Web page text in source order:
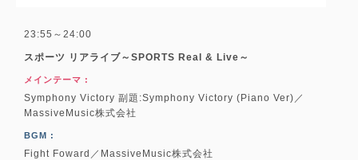
23:55～24:00
スポーツ リアライブ～SPORTS Real & Live～
メインテーマ :
Symphony Victory 副題:Symphony Victory (Piano Ver)／
MassiveMusic株式会社
BGM :
Fight Foward／MassiveMusic株式会社